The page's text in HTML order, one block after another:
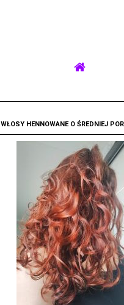
WŁOSY HENNOWANE O ŚREDNIEJ